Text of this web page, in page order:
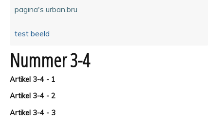
pagina's urban.bru
test beeld
Nummer 3-4
Artikel 3-4 - 1
Artikel 3-4 - 2
Artikel 3-4 - 3